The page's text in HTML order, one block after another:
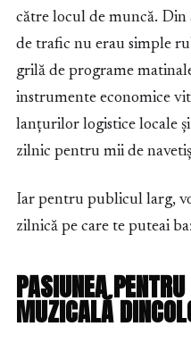
către locul de muncă. Din
de trafic nu erau simple
grilă de programe
instrumente economice
lanțurilor logistice locale
zilnic pentru mii de
Iar pentru publicul larg,
zilnică pe care te puteai
PASIUNEA
MUZICALĂ